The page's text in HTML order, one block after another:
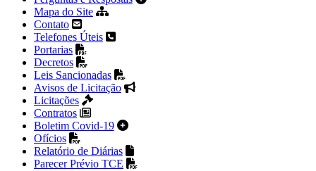
Mapa do Site
Contato
Telefones Úteis
Portarias
Decretos
Leis Sancionadas
Avisos de Licitação
Licitações
Contratos
Boletim Covid-19
Ofícios
Relatório de Diárias
Parecer Prévio TCE